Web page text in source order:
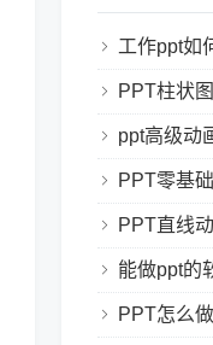
工作ppt如何才能做
PPT柱状图增长动画
ppt高级动画效果怎么
PPT零基础新手如
PPT直线动画怎
能做ppt的软件叫什
PPT怎么做？掌握这3